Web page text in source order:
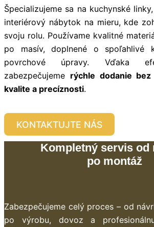
Špecializujeme sa na kuchynské
interiérový nábytok na mieru, kde
svoju rolu. Používame kvalitné
po masív, doplnené o spoľahlivé
povrchové úpravy. Vďaka
zabezpečujeme rýchle dodanie
kvalite a precíznosti.
KONTAKTUJTE NÁS
Kompletný servis od
po montáž
Zabezpečujeme celý proces – od
po výrobu, dovoz a